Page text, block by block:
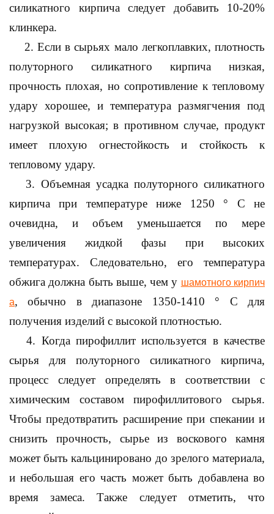
силикатного кирпича следует добавить 10-20%
клинкера.
2. Если в сырьях мало легкоплавких, плотность
полуторного силикатного кирпича низкая,
прочность плохая, но сопротивление к тепловому
удару хорошее, и температура размягчения под
нагрузкой высокая; в противном случае, продукт
имеет плохую огнестойкость и стойкость к
тепловому удару.
3. Объемная усадка полуторного силикатного
кирпича при температуре ниже 1250 ° C не
очевидна, и объем уменьшается по мере
увеличения жидкой фазы при высоких
температурах. Следовательно, его температура
обжига должна быть выше, чем у шамотного кирпич
а, обычно в диапазоне 1350-1410 ° С для
получения изделий с высокой плотностью.
4. Когда пирофиллит используется в качестве
сырья для полуторного силикатного кирпича,
процесс следует определять в соответствии с
химическим составом пирофиллитового сырья.
Чтобы предотвратить расширение при спекании и
снизить прочность, сырье из воскового камня
может быть кальцинировано до зрелого материала,
и небольшая его часть может быть добавлена во
время замеса. Также следует отметить, что